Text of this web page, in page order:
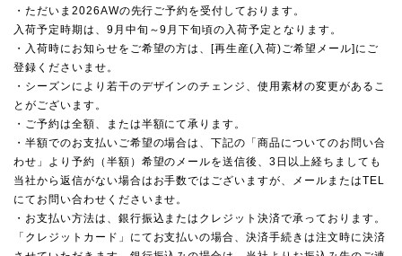
・ただいま2026AWの先行ご予約を受付しております。
入荷予定時期は、9月中旬～9月下旬頃の入荷予定となります。
・入荷時にお知らせをご希望の方は、[再生産(入荷)ご希望メール]にご
登録くださいませ。
・シーズンにより若干のデザインのチェンジ、使用素材の変更があるこ
とがございます。
・ご予約は全額、または半額にて承ります。
・半額でのお支払いご希望の場合は、下記の「商品についてのお問い合
わせ」より予約（半額）希望のメールを送信後、3日以上経ちましても
当社から返信がない場合はお手数ではございますが、メールまたはTEL
にてお問い合わせくださいませ。
・お支払い方法は、銀行振込またはクレジット決済で承っております。
「クレジットカード」にてお支払いの場合、決済手続きは注文時に決済